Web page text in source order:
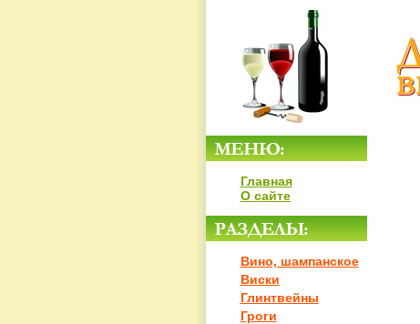
Главная
О сайте
Вино, шампанское
Виски
Глинтвейны
Гроги